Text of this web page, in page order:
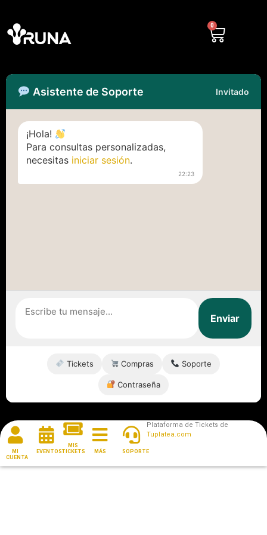
0
Asistente de Soporte Invitado
¡Hola!
Para consultas personalizadas,
necesitas iniciar sesión.
22:23
Enviar
Tickets Compras Soporte
Contraseña
MI
CUENTA
EVENTOS
MIS
TICKETS
MÁS SOPORTE
Plataforma de Tickets de
Tuplatea.com